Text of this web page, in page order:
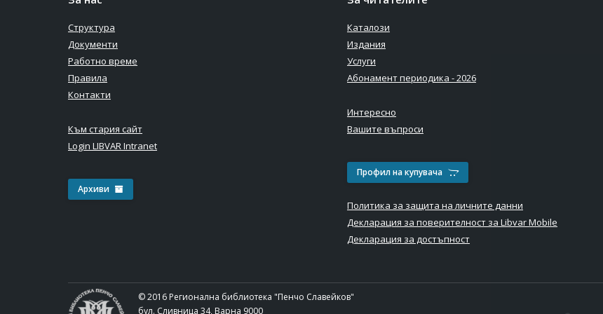
Структура
Документи
Работно време
Правила
Контакти
Към стария сайт
Login LIBVAR Intranet
Архиви
Каталози
Издания
Услуги
Абонамент периодика - 2026
Интересно
Вашите въпроси
Профил на купувача
Политика за защита на личните данни
Декларация за поверителност за Libvar Mobile
Декларация за достъпност
© 2016 Регионална библиотека "Пенчо Славейков"
бул. Сливница 34, Варна 9000